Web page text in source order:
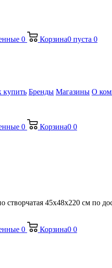
0 Корзина0 пуста 0
купить Бренды Магазины О
0 Корзина0 0
створчатая 45х48х220 см по
0 Корзина0 0